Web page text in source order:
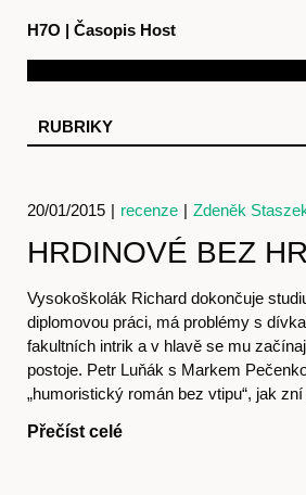
H7O | Časopis Host
RUBRIKY
20/01/2015 | recenze | Zdeněk
HRDINOVÉ BEZ
Vysokoškolák Richard dokončuje
diplomovou práci, má problémy s
fakultních intrik a v hlavě se mu
postoje. Petr Luňák s Markem
„humoristický román bez vtipu“, jak
Přečíst celé